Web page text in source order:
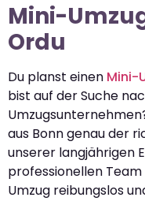
Mini-
Ordu
Du planst einen Mini-
bist auf der Suche
aus Bonn genau der
unserer langjährigen
professionellen
Umzug reibungslos